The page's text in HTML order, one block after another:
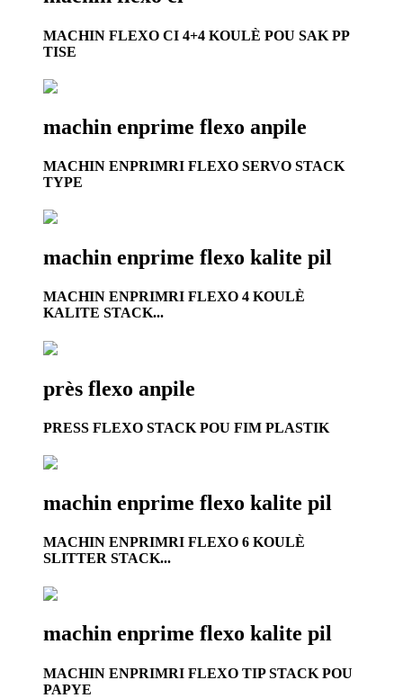
MACHIN FLEXO CI 4+4 KOULÈ POU SAK PP
TISE
machin enprime flexo anpile
MACHIN ENPRIMRI FLEXO SERVO STACK
TYPE
machin enprime flexo kalite pil
MACHIN ENPRIMRI FLEXO 4 KOULÈ
KALITE STACK...
près flexo anpile
PRESS FLEXO STACK POU FIM PLASTIK
machin enprime flexo kalite pil
MACHIN ENPRIMRI FLEXO 6 KOULÈ
SLITTER STACK...
machin enprime flexo kalite pil
MACHIN ENPRIMRI FLEXO TIP STACK POU
PAPYE